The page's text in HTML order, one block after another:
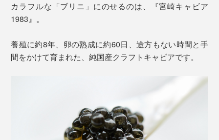
カラフルな「ブリニ」にのせるのは、『宮崎キャビア
1983』。
養殖に約8年、卵の熟成に約60日、途方もない時間と手
間をかけて育まれた、純国産クラフトキャビアです。